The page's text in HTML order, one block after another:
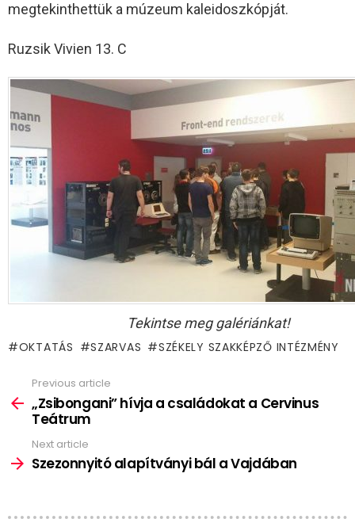
megtekinthettük a múzeum kaleidoszkópját.
Ruzsik Vivien 13. C
Tekintse meg galériánkat!
OKTATÁS SZARVAS SZÉKELY SZAKKÉPZŐ INTÉZMÉNY
more
Previous article
„Zsibongani” hívja a családokat a Cervinus
Teátrum
Next article
Szezonnyitó alapítványi bál a Vajdában